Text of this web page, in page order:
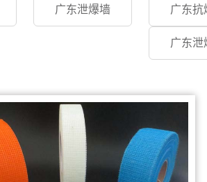
广东泄爆墙 广东抗
广东泄